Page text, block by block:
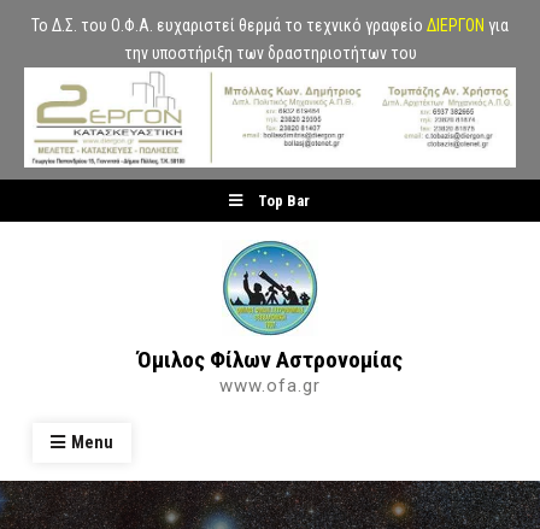
Το Δ.Σ. του Ο.Φ.Α. ευχαριστεί θερμά το τεχνικό γραφείο ΔΙΕΡΓΟΝ για
την υποστήριξη των δραστηριοτήτων του
to
Top Bar
Όμιλος Φίλων Αστρονομίας
www.ofa.gr
Menu